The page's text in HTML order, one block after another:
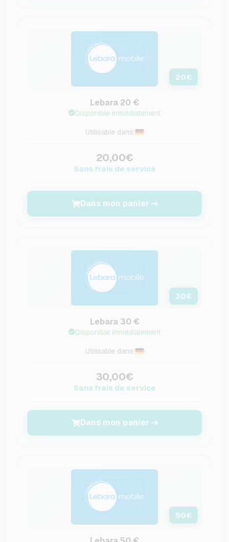
20€
Lebara 20 €
Disponible immédiatement
Utilisable dans:
20,00€
Sans frais de service
Dans mon panier
30€
Lebara 30 €
Disponible immédiatement
Utilisable dans:
30,00€
Sans frais de service
Dans mon panier
50€